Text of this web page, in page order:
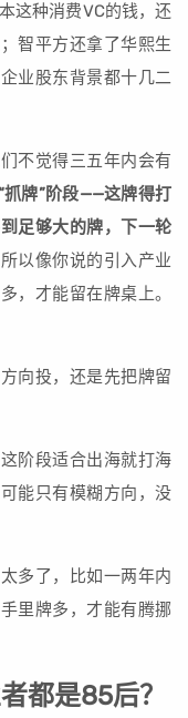
这种消费VC的钱，还
智平方还拿了华熙生
业股东背景都十几二
不觉得三五年内会有
抓牌”阶段——这牌得打
足够大的牌，下一轮
所以像你说的引入产业
，才能留在牌桌上。
向投，还是先把牌留
阶段适合出海就打海
能只有模糊方向，没
多了，比如一两年内
里牌多，才能有腾挪
都是85后？